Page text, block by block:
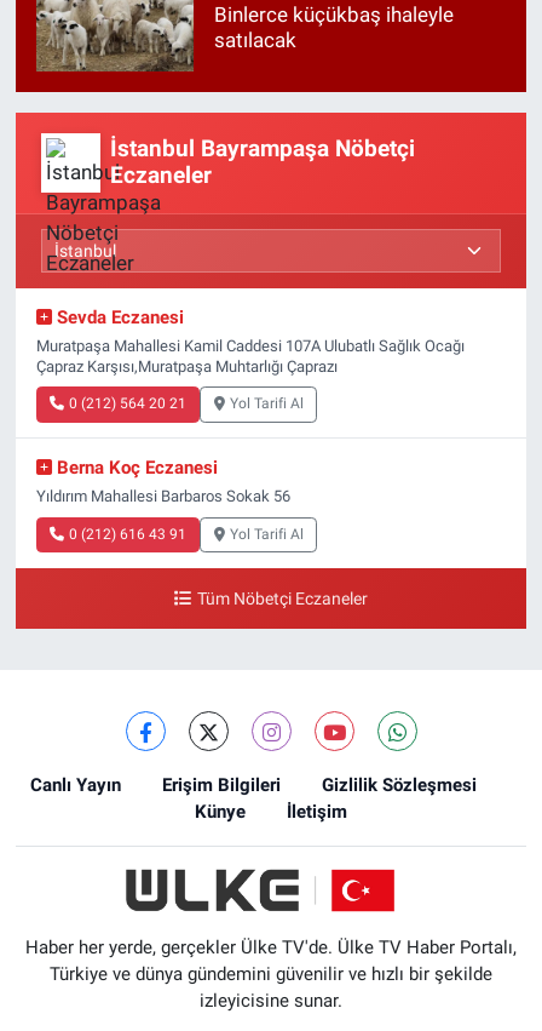
Binlerce küçükbaş ihaleyle
satılacak
İstanbul Bayrampaşa Nöbetçi
Eczaneler
Sevda Eczanesi
Muratpaşa Mahallesi Kamil Caddesi 107A Ulubatlı Sağlık Ocağı
Çapraz Karşısı,Muratpaşa Muhtarlığı Çaprazı
0 (212) 564 20 21 Yol Tarifi Al
Berna Koç Eczanesi
Yıldırım Mahallesi Barbaros Sokak 56
0 (212) 616 43 91 Yol Tarifi Al
Tüm Nöbetçi Eczaneler
Canlı Yayın Erişim Bilgileri
Gizlilik Sözleşmesi
Künye
İletişim
Haber her yerde, gerçekler Ülke TV'de. Ülke TV Haber Portalı,
Türkiye ve dünya gündemini güvenilir ve hızlı bir şekilde
izleyicisine sunar.